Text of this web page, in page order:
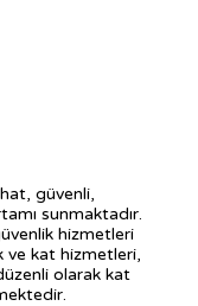
güvenli,
sunmaktadır.
hizmetleri
ve kat hizmetleri,
olarak kat